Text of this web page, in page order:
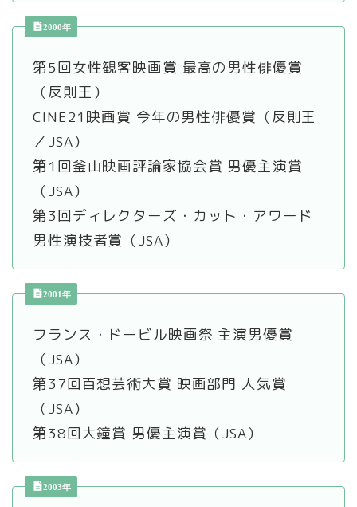
2000年
第5回女性観客映画賞 最高の男性俳優賞
（反則王）
CINE21映画賞 今年の男性俳優賞（反則王
／JSA）
第1回釜山映画評論家協会賞 男優主演賞
（JSA）
第3回ディレクターズ・カット・アワード
男性演技者賞（JSA）
2001年
フランス・ドービル映画祭 主演男優賞
（JSA）
第37回百想芸術大賞 映画部門 人気賞
（JSA）
第38回大鐘賞 男優主演賞（JSA）
2003年